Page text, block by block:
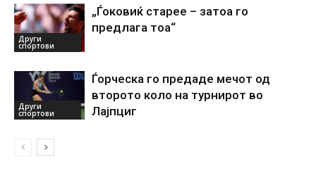
Други
спортови
„Ѓоковиќ старее – затоа го
предлага тоа“
Други
спортови
Ѓорческа го предаде мечот од
второто коло на турнирот во
Лајпциг